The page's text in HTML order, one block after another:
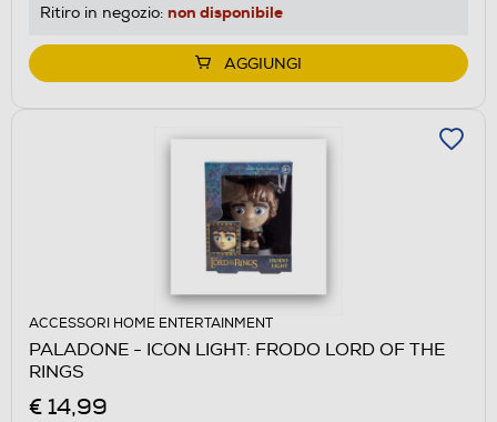
Ritiro in negozio: non disponibile
AGGIUNGI
ACCESSORI HOME ENTERTAINMENT
PALADONE - ICON LIGHT: FRODO LORD OF THE
RINGS
€ 14,99